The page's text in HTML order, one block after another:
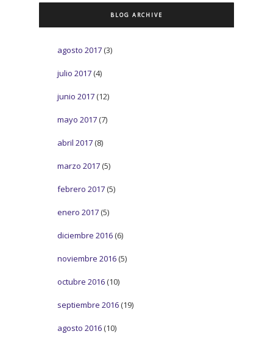
BLOG ARCHIVE
agosto 2017 (3)
julio 2017 (4)
junio 2017 (12)
mayo 2017 (7)
abril 2017 (8)
marzo 2017 (5)
febrero 2017 (5)
enero 2017 (5)
diciembre 2016 (6)
noviembre 2016 (5)
octubre 2016 (10)
septiembre 2016 (19)
agosto 2016 (10)